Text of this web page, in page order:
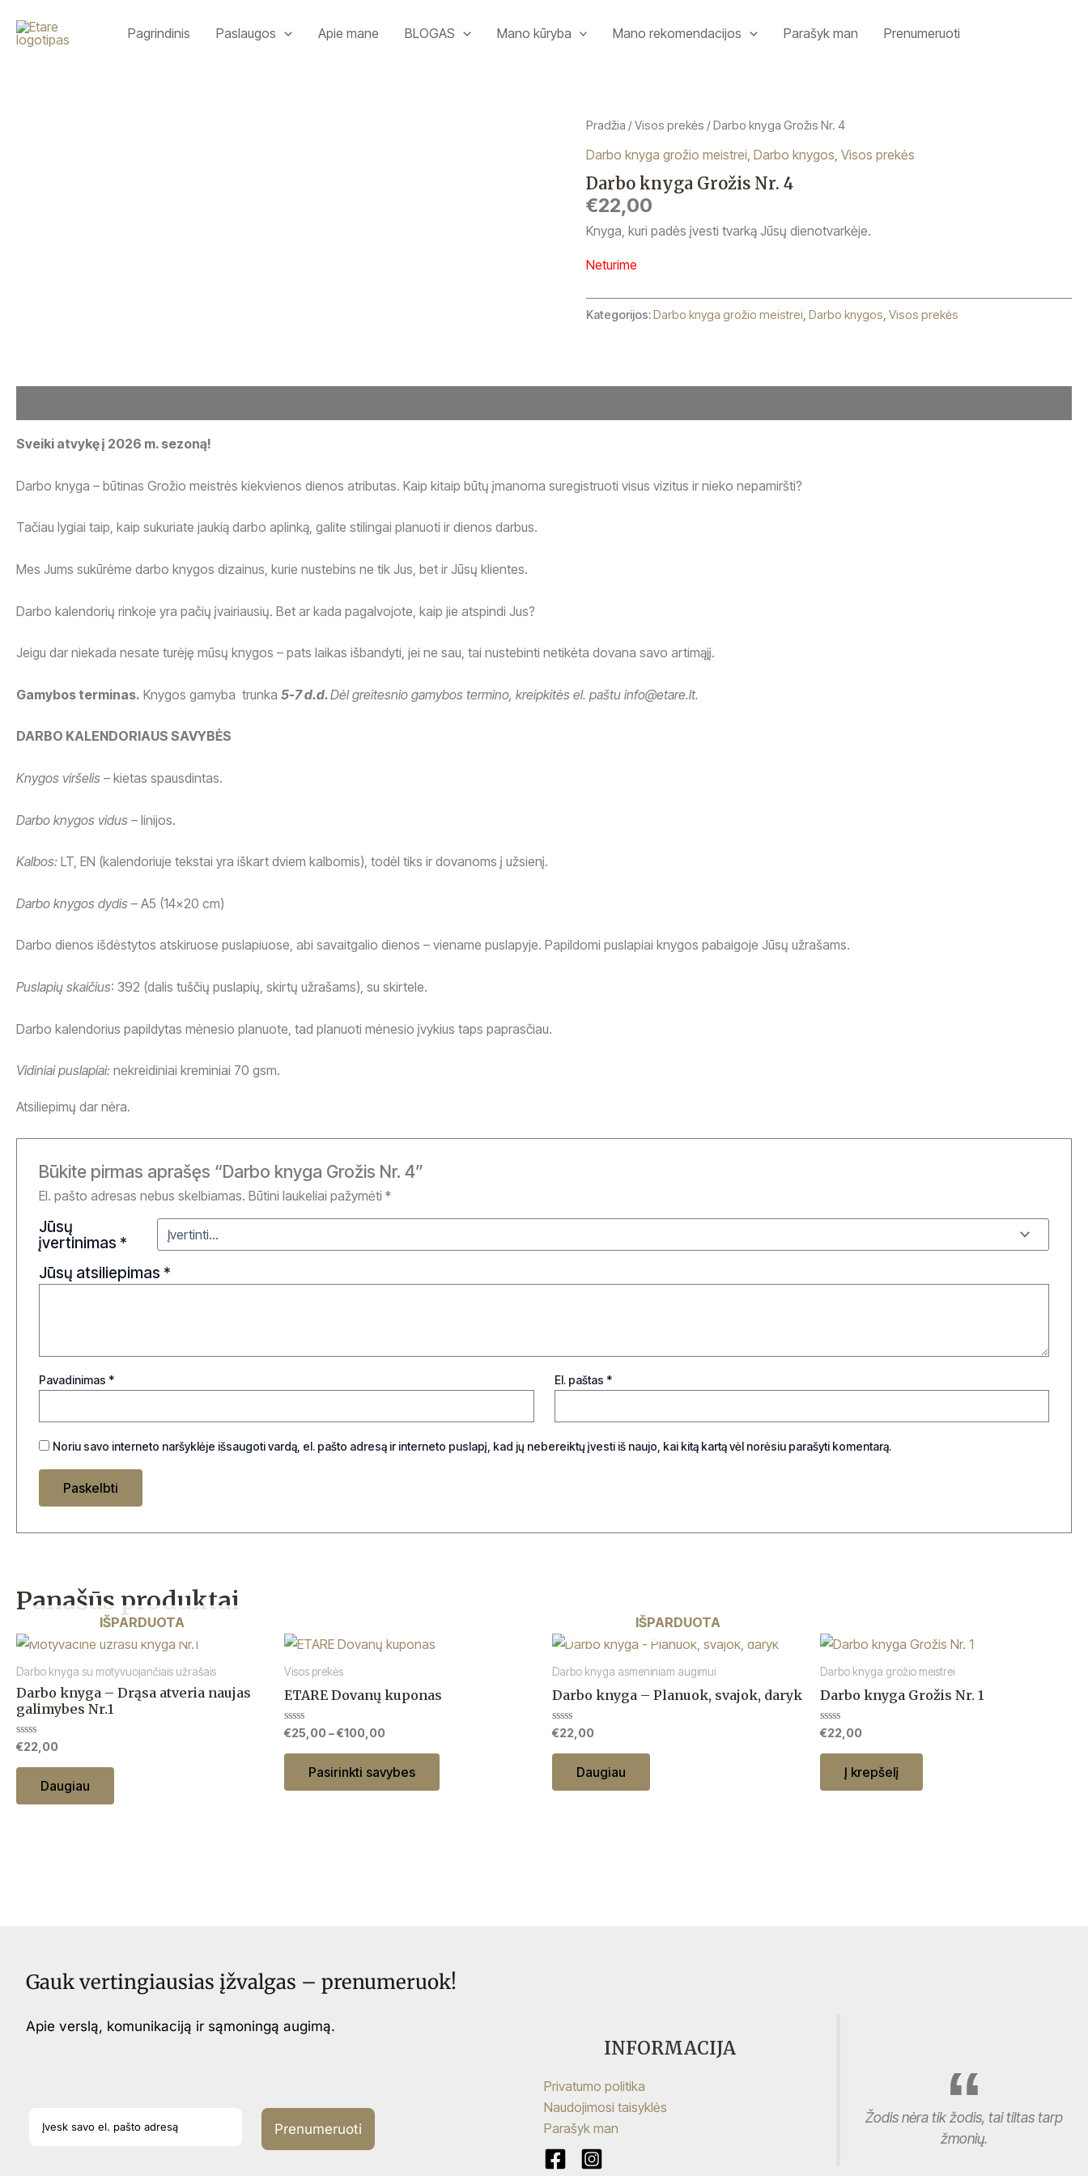
prie
turinio
Pagrindinis Paslaugos Apie mane BLOGAS Mano kūryba Mano rekomendacijos Parašyk man Prenumeruoti
Pradžia /Visos prekės / Darbo knyga Grožis Nr. 4
Darbo knyga grožio meistrei ,Darbo knygos ,Visos prekės
Darbo knyga Grožis Nr. 4
€22,00
Knyga, kuri padės įvesti tvarką Jūsų dienotvarkėje.
Neturime
Kategorijos:Darbo knyga grožio meistrei ,Darbo knygos ,Visos prekės
Sveiki atvykę į 2026 m. sezoną!
Darbo knyga – būtinas Grožio meistrės kiekvienos dienos atributas. Kaip kitaip būtų įmanoma suregistruoti visus vizitus ir nieko nepamiršti?
Tačiau lygiai taip, kaip sukuriate jaukią darbo aplinką, galite stilingai planuoti ir dienos darbus.
Mes Jums sukūrėme darbo knygos dizainus, kurie nustebins ne tik Jus, bet ir Jūsų klientes.
Darbo kalendorių rinkoje yra pačių įvairiausių. Bet ar kada pagalvojote, kaip jie atspindi Jus?
Jeigu dar niekada nesate turėję mūsų knygos – pats laikas išbandyti, jei ne sau, tai nustebinti netikėta dovana savo artimąjį.
Gamybos terminas. Knygos gamyba trunka 5-7 d.d.Dėl greitesnio gamybos termino, kreipkitės el. paštu info@etare.lt.
DARBO KALENDORIAUS SAVYBĖS
Knygos viršelis – kietas spausdintas.
Darbo knygos vidus – linijos.
Kalbos: LT, EN (kalendoriuje tekstai yra iškart dviem kalbomis), todėl tiks ir dovanoms į užsienį.
Darbo knygos dydis – A5 (14×20 cm)
Darbo dienos išdėstytos atskiruose puslapiuose, abi savaitgalio dienos – viename puslapyje. Papildomi puslapiai knygos pabaigoje Jūsų užrašams.
Puslapių skaičius: 392 (dalis tuščių puslapių, skirtų užrašams), su skirtele.
Darbo kalendorius papildytas mėnesio planuote, tad planuoti mėnesio įvykius taps paprasčiau.
Vidiniai puslapiai: nekreidiniai kreminiai 70 gsm.
Atsiliepimų dar nėra.
Būkite pirmas aprašęs “Darbo knyga Grožis Nr. 4”
El. pašto adresas nebus skelbiamas. Būtini laukeliai pažymėti *
Jūsų
įvertinimas *
Jūsų atsiliepimas *
Pavadinimas * El. paštas *
Noriu savo interneto naršyklėje išsaugoti vardą, el. pašto adresą ir interneto puslapį, kad jų nebereiktų įvesti iš naujo, kai kitą kartą vėl norėsiu parašyti komentarą.
Panašūs produktai
IŠPARDUOTA
Darbo knyga su motyvuojančiais užrašais
Darbo knyga – Drąsa atveria naujas
galimybes Nr.1
Įvertinimas:
iš
€22,00
Daugiau
Visos prekės
ETARE Dovanų kuponas
Įvertinimas:
iš
€25,00–€100,00
Price
range:
€100,00
Pasirinkti savybes
may
IŠPARDUOTA
Darbo knyga asmeniniam augimui
Darbo knyga – Planuok, svajok, daryk
Įvertinimas:
iš
€22,00
Daugiau
Darbo knyga grožio meistrei
Darbo knyga Grožis Nr. 1
Įvertinimas:
iš
€22,00
Į krepšelį
Gauk vertingiausias įžvalgas – prenumeruok!
Apie verslą, komunikaciją ir sąmoningą augimą.
Prenumeruoti
INFORMACIJA
Privatumo politika
Naudojimosi taisyklės
Parašyk man
Žodis nėra tik žodis, tai tiltas tarp
žmonių.